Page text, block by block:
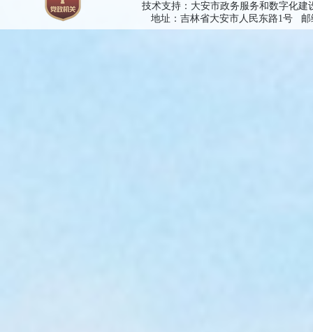
技术支持：大安市政务服务和数字化
地址：吉林省大安市人民东路1号